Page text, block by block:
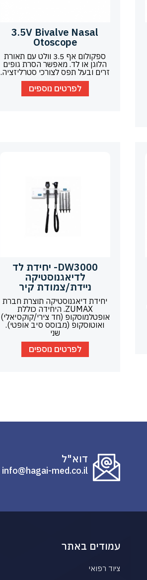
3.5V Bivalve Nasal
Otoscope
ספקולום אף 3.5 וולט עם תאורת
הלוגן או לד. מאפשר הסרת גופים
זרים ובעל תפס לצורכי סטרליזציה.
לפרטים נוספים
DW3000- יחידת לד
לדיאגנוסטיקה
ניידת/צמודת קיר
יחידת דיאגנוסטיקה תוצרת חברת
ZUMAX. היחידה כוללת
אופטלמוסקופ (חד צירי/קוקסיאלי)
ואוטוסקופ (מבוסס סיב אופטי).
שני
לפרטים נוספים
דוא"ל
info@hagai-med.co.il
עמודים באתר
ציוד רפואי